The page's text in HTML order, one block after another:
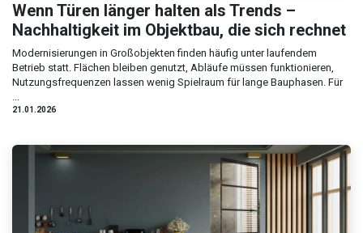
Wenn Türen länger halten als Trends –
Nachhaltigkeit im Objektbau, die sich rechnet
Modernisierungen in Großobjekten finden häufig unter laufendem
Betrieb statt. Flächen bleiben genutzt, Abläufe müssen funktionieren,
Nutzungsfrequenzen lassen wenig Spielraum für lange Bauphasen. Für
...
21.01.2026